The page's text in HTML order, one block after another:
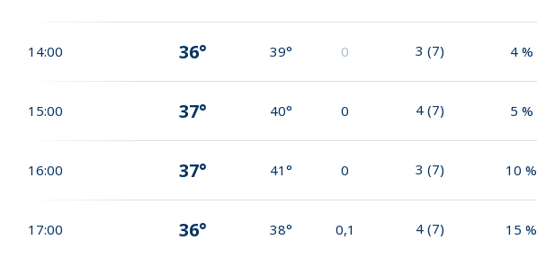
14:00 36° 39° 0 3 (7) 4 %
15:00 37° 40° 0 4 (7) 5 %
16:00 37° 41° 0 3 (7) 10 %
17:00 36° 38° 0,1 4 (7) 15 %